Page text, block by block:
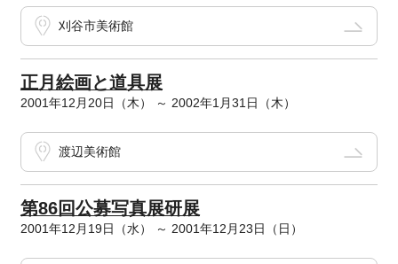
刈谷市美術館
正月絵画と道具展
2001年12月20日（木） ～ 2002年1月31日（木）
渡辺美術館
第86回公募写真展研展
2001年12月19日（水） ～ 2001年12月23日（日）